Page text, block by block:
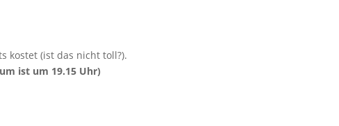
kostet (ist das nicht toll?).
ist um 19.15 Uhr)